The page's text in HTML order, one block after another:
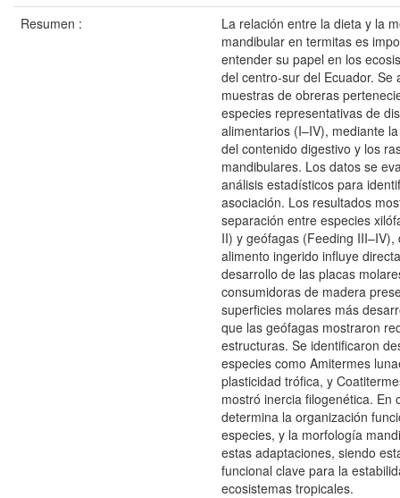
Resumen :
La relación entre la dieta y la
mandibular en termitas es
entender su papel en los
del centro-sur del Ecuador. Se
muestras de obreras
especies representativas de
alimentarios (I–IV), mediante
del contenido digestivo y los
mandibulares. Los datos se
análisis estadísticos para
asociación. Los resultados
separación entre especies
II) y geófagas (Feeding III–IV),
alimento ingerido influye
desarrollo de las placas
consumidoras de madera
superficies molares más
que las geófagas mostraron
estructuras. Se identificaron
especies como Amitermes
plasticidad trófica, y
mostró inercia filogenética. En
determina la organización
especies, y la morfología
estas adaptaciones, siendo
funcional clave para la
ecosistemas tropicales.